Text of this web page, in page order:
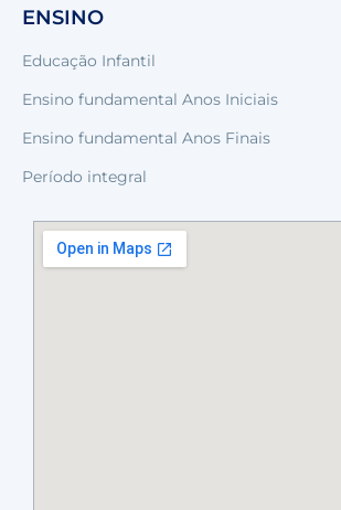
ENSINO
Educação Infantil
Ensino fundamental Anos Iniciais
Ensino fundamental Anos Finais
Período integral